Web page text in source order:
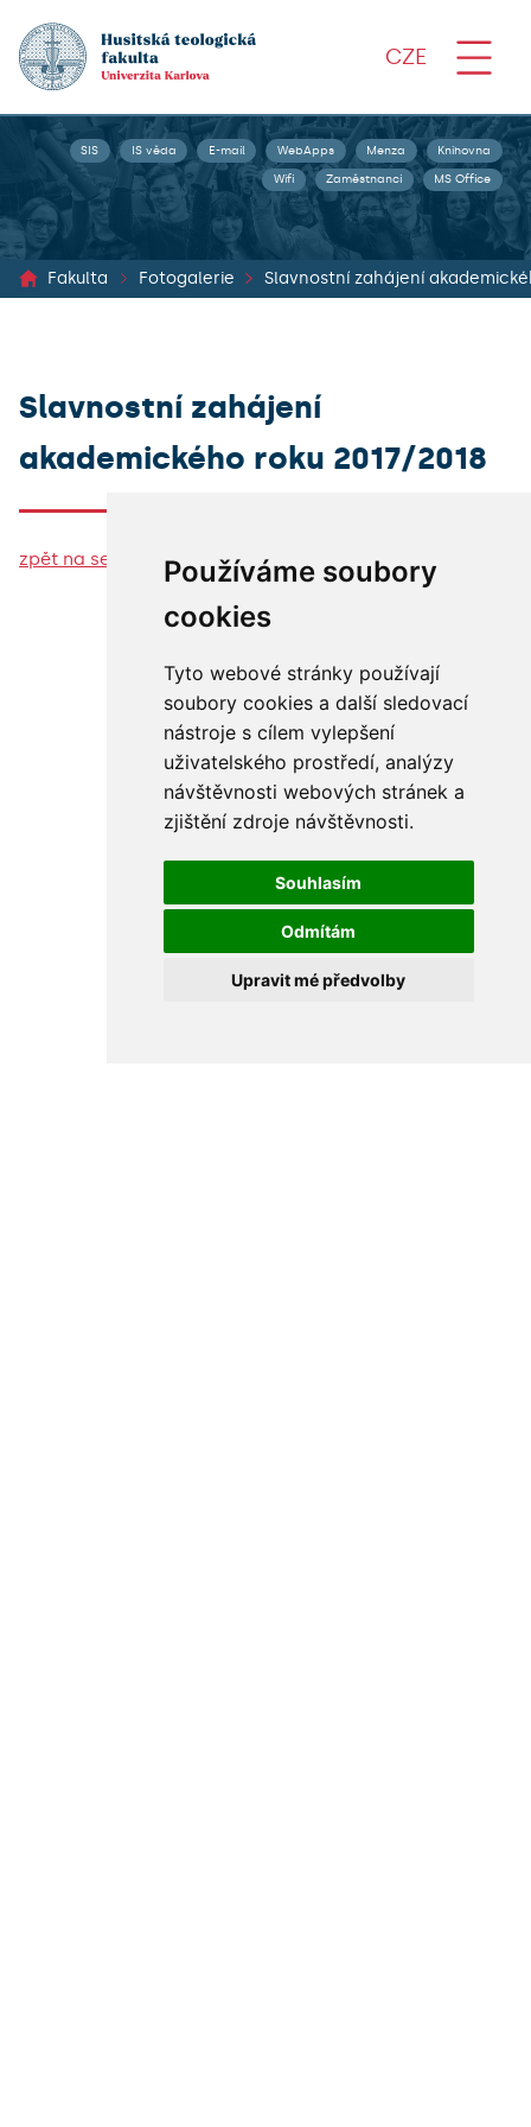
Používáme soubory
cookies
Tyto webové stránky používají
soubory cookies a další sledovací
nástroje s cílem vylepšení
uživatelského prostředí, analýzy
návštěvnosti webových stránek a
zjištění zdroje návštěvnosti.
Souhlasím
Odmítám
Upravit mé předvolby
CZE
SIS IS věda E-mail WebApps Menza Knihovna
Wifi Zaměstnanci MS Office
Fakulta Fotogalerie Slavnostní zahájení
Slavnostní zahájení
akademického roku 2017/2018
zpět na seznam fotogalerií